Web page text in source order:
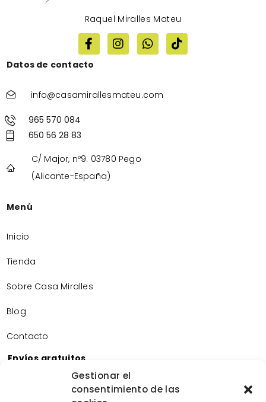
Gestionar el
consentimiento de las
Raquel Miralles Mateu
Datos de contacto
info@casamirallesmateu.com
965 570 084
650 56 28 83
C/ Major, nº9. 03780 Pego
(Alicante-España)
Menú
Inicio
Tienda
Sobre Casa Miralles
Blog
Contacto
Envíos gratuitos
Envíos gratuitos por la compra de más de 60€.
Devoluciones gratuitas